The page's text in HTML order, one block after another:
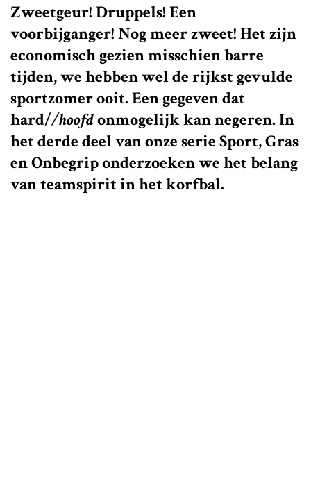
Zweetgeur! Druppels! Een
voorbijganger! Nog meer zweet! Het zijn
economisch gezien misschien barre
tijden, we hebben wel de rijkst gevulde
sportzomer ooit. Een gegeven dat
hard//hoofdonmogelijk kan negeren. In
het derde deel van onze serie Sport, Gras
en Onbegrip onderzoeken we het belang
van teamspirit in het korfbal.